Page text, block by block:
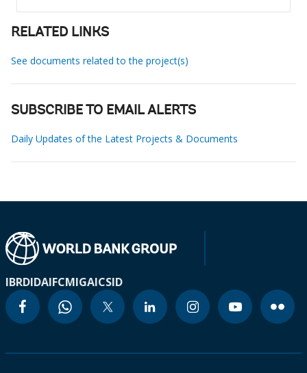
RELATED LINKS
See documents related to the project(s)
SUBSCRIBE TO EMAIL ALERTS
Daily Updates of the Latest Projects & Documents
IBRDIDAIFCMIGAICSID